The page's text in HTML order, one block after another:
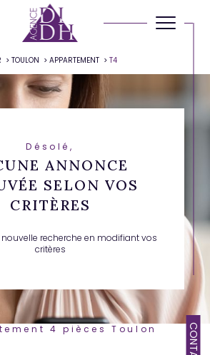
TOULON APPARTEMENT T4
Désolé,
ANNONCE
SELON VOS
CRITÈRES
nouvelle recherche en modifiant vos
critères
4 pièces Toulon